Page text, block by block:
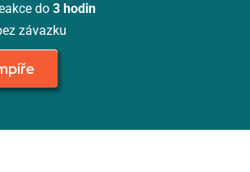
do 3 hodin
závazku